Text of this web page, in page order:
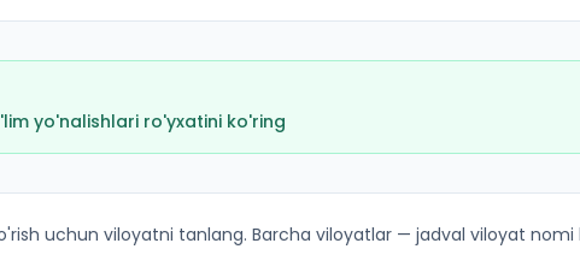
yo'nalishlari ro'yxatini ko'ring
OTM lar bo'yicha kirish ballari va kvotalar
uchun viloyatni tanlang. Barcha viloyatlar — jadval viloyat